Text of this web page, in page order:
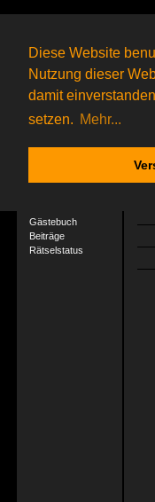
Diese Website
Nutzung dieser
damit
setzen. Mehr...
Das nächste
14 Gagolganeronline(0
Gagolganer:
9732Rätsel
Gästebuch
Beiträge
Rätselstatus